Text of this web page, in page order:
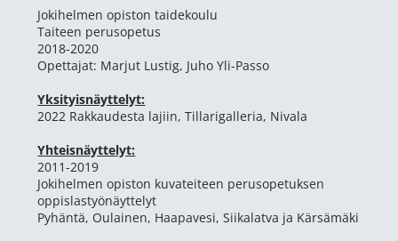
Jokihelmen opiston taidekoulu
Taiteen perusopetus
2018-2020
Opettajat: Marjut Lustig, Juho Yli-Passo
Yksityisnäyttelyt:
2022 Rakkaudesta lajiin, Tillarigalleria, Nivala
Yhteisnäyttelyt:
2011-2019
​Jokihelmen opiston kuvateiteen perusopetuksen
oppislastyönäyttelyt
Pyhäntä, Oulainen, Haapavesi, Siikalatva ja Kärsämäki